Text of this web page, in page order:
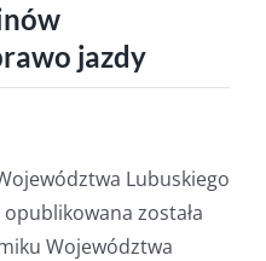
jazdy
Lubuskiego
została
Województwa